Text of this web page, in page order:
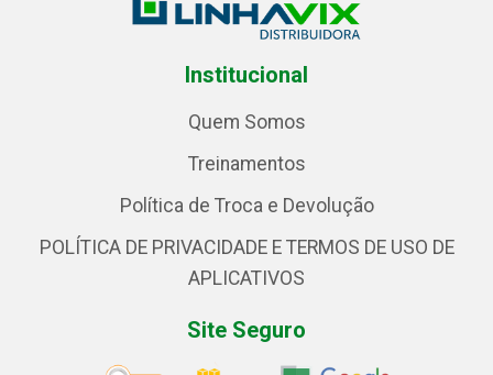
Institucional
Quem Somos
Treinamentos
Política de Troca e Devolução
POLÍTICA DE PRIVACIDADE E TERMOS DE USO DE
APLICATIVOS
Site Seguro